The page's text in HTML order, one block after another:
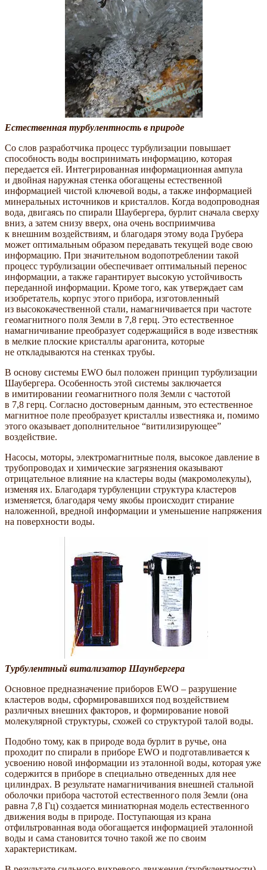
Естественная турбулентность в природе
Cо слов разработчика процесс турбулизации повышает
способность воды воспринимать информацию, которая
передается ей. Интегрированная информационная ампула
и двойная наружная стенка обогащены естественной
информацией чистой ключевой воды, а также информацией
минеральных источников и кристаллов. Когда водопроводная
вода, двигаясь по спирали Шаубергера, бурлит сначала сверху
вниз, а затем снизу вверх, она очень восприимчива
к внешним воздействиям, и благодаря этому вода Грубера
может оптимальным образом передавать текущей воде свою
информацию. При значительном водопотреблении такой
процесс турбулизации обеспечивает оптимальный перенос
информации, а также гарантирует высокую устойчивость
переданной информации. Кроме того, как утверждает сам
изобретатель, корпус этого прибора, изготовленный
из высококачественной стали, намагничивается при частоте
геомагнитного поля Земли в 7,8 герц. Это естественное
намагничивание преобразует содержащийся в воде известняк
в мелкие плоские кристаллы арагонита, которые
не откладываются на стенках трубы.
В основу системы EWO был положен принцип турбулизации
Шаубергера. Особенность этой системы заключается
в имитировании геомагнитного поля Земли с частотой
в 7,8 герц. Согласно достоверным данным, это естественное
магнитное поле преобразует кристаллы известняка и, помимо
этого оказывает дополнительное “витилизирующее”
воздействие.
Насосы, моторы, электромагнитные поля, высокое давление в
трубопроводах и химические загрязнения оказывают
отрицательное влияние на кластеры воды (макромолекулы),
изменяя их. Благодаря турбуленции структура кластеров
изменяется, благодаря чему якобы происходит стирание
наложенной, вредной информации и уменьшение напряжения
на поверхности воды.
Турбулентный витализатор Шаунбергера
Основное предназначение приборов EWO – разрушение
кластеров воды, сформировавшихся под воздействием
различных внешних факторов, и формирование новой
молекулярной структуры, схожей со структурой талой воды.
Подобно тому, как в природе вода бурлит в ручье, она
проходит по спирали в приборе EWO и подготавливается к
усвоению новой информации из эталонной воды, которая уже
содержится в приборе в специально отведенных для нее
цилиндрах. В результате намагничивания внешней стальной
оболочки прибора частотой естественного поля Земли (она
равна 7,8 Гц) создается миниатюрная модель естественного
движения воды в природе. Поступающая из крана
отфильтрованная вода обогащается информацией эталонной
воды и сама становится точно такой же по своим
характеристикам.